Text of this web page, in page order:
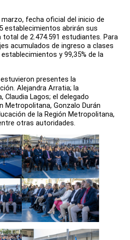
fecha oficial del inicio de
establecimientos abrirán sus
de 2.474.591 estudiantes. Para
acumulados de ingreso a clases
y 99,35% de la
presentes la
Alejandra Arratia; la
Claudia Lagos; el delegado
Metropolitana, Gonzalo Durán
de la Región Metropolitana,
otras autoridades.